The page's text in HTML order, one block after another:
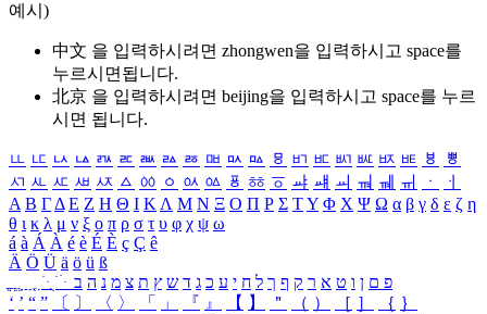
예시)
中文 을 입력하시려면 zhongwen을 입력하시고 space를
누르시면됩니다.
北京 을 입력하시려면 beijing을 입력하시고 space를 누르
시면 됩니다.
ㅥ ㅦ ㅧ ㅨ ㅩ ㅪ ㅫ ㅬ ㅭ ㅮ ㅯ ㅰ ㅱ ㅲ ㅳ ㅴ ㅵ ㅶ ㅷ ㅸ
ㅹ
ㅺ ㅻ ㅼ ㅽ ㅾ ㅿ ㆀ ㆁ ㆂ ㆃ ㆄ ㆅ ㆆ ㆇ ㆈ ㆉ ㆊ ㆋ ㆌ ㆍ
ㆎ
Α Β ΓΔ Ε Ζ Η Θ Ι ΚΛ Μ Ν Ξ Ο Π Ρ Σ ΤΥ Φ Χ Ψ Ω α β γ δ ε ζ η
θ ι κ λ μ ν ξ ο π ρ σ τ υ φ χ ψ ω
á à Á À é è É È ç Ç ê
Ä Ö Ü ä ö ü ß
ִֶֹ ֻּ ׁׂ פ ם ן ו ט א ר ק ף ך ל ח י ע כ ג ד ש ץ ת צ מ נ ה ב
‘ ’ “ ” 〔 〕 〈 〉 「 」 『 』 【 】 ＂ （ ） ［ ］ ｛ ｝